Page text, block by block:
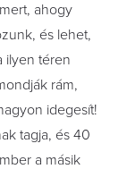
ahogy
és lehet,
ilyen téren
rám,
idegesít!
tagja, és 40
a másik